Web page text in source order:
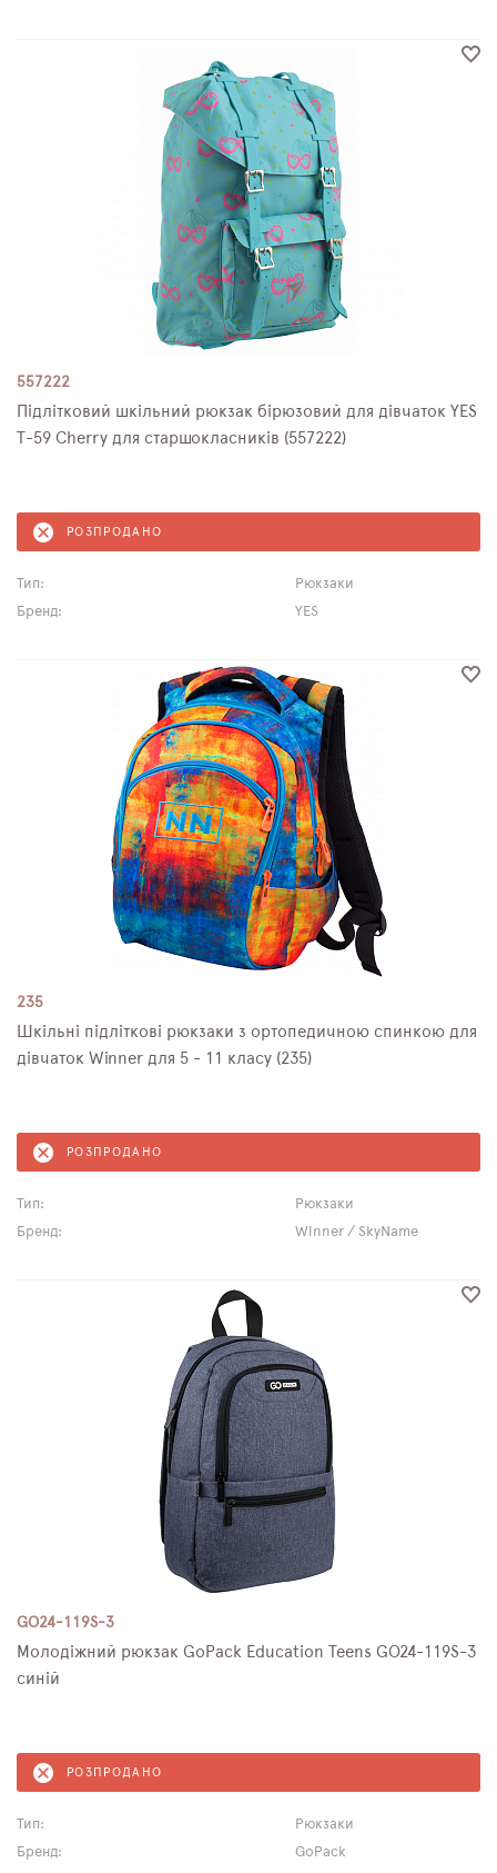
557222
Підлітковий шкільний рюкзак бірюзовий для дівчаток YES
T-59 Cherry для старшокласників (557222)
РОЗПРОДАНО
Тип:
Рюкзаки
Бренд:
YES
235
Шкільні підліткові рюкзаки з ортопедичною спинкою для
дівчаток Winner для 5 - 11 класу (235)
РОЗПРОДАНО
Тип:
Рюкзаки
Бренд:
Winner / SkyName
GO24-119S-3
Молодіжний рюкзак GoPack Education Teens GO24-119S-3
синій
РОЗПРОДАНО
Тип:
Рюкзаки
Бренд:
GoPack